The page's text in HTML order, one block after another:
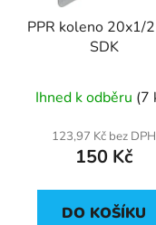
PPR koleno 20x1/
SDK
Ihned k odběru (7
123,97 Kč bez DPH
150 Kč
DO KOŠÍKU